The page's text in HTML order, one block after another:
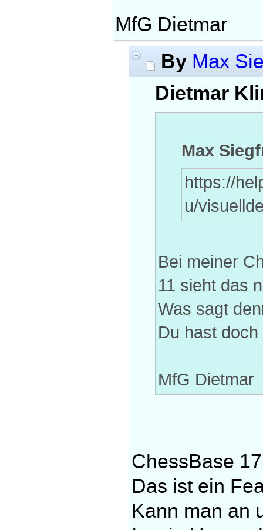
MfG Dietmar
By Max
Dietmar
Max
https://
u/
Bei meiner
11 sieht das
Was sagt
Du hast
MfG Dietmar
ChessBase
Das ist ein
Kann man an